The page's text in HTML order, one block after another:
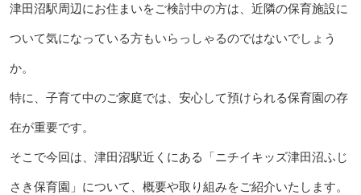
津田沼駅周辺にお住まいをご検討中の方は、近隣の保育施設に
ついて気になっている方もいらっしゃるのではないでしょう
か。
特に、子育て中のご家庭では、安心して預けられる保育園の存
在が重要です。
そこで今回は、津田沼駅近くにある「ニチイキッズ津田沼ふじ
さき保育園」について、概要や取り組みをご紹介いたします。